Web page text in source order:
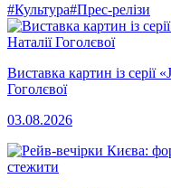
#Культура#Прес-релізи
Виставка картин із
Гоголєвої
03.08.2026